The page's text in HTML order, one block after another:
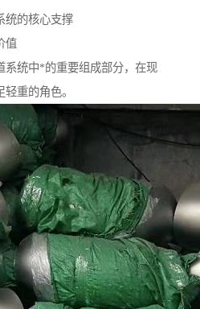
统的核心支撑
值
系统中*的重要组成部分，在现
重的角色。